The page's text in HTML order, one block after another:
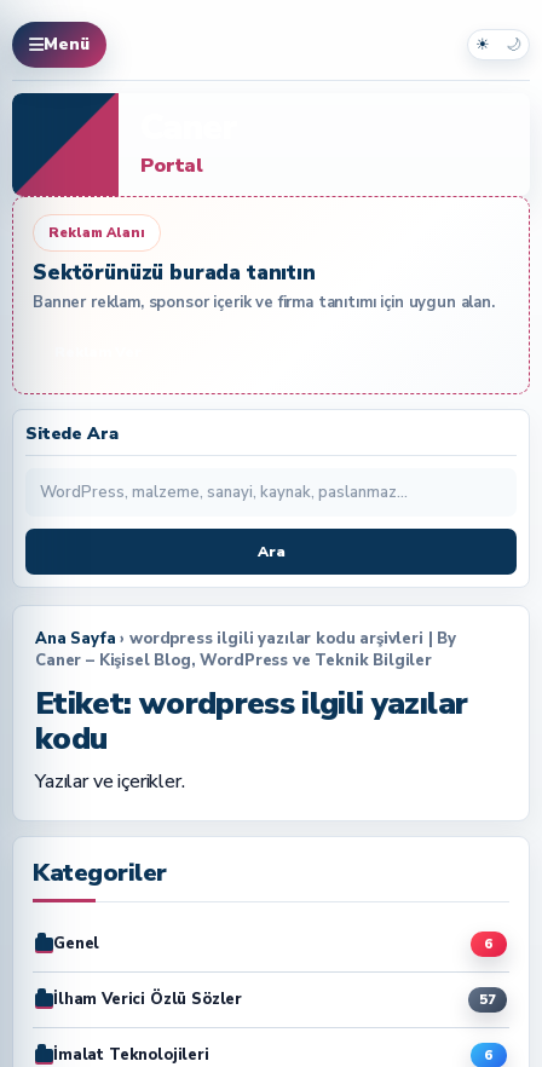
Menü ☀ 🌙
Portal
Reklam Alanı
Sektörünüzü burada tanıtın
Banner reklam, sponsor içerik ve firma tanıtımı için uygun alan.
Sitede Ara
Ara
Ana Sayfa › wordpress ilgili yazılar kodu arşivleri | By
Caner – Kişisel Blog, WordPress ve Teknik Bilgiler
Etiket:wordpress ilgili yazılar
kodu
Yazılar ve içerikler.
Kategoriler
Genel 6
İlham Verici Özlü Sözler 57
İmalat Teknolojileri 6